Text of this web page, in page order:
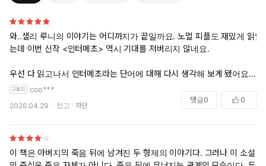
와..샐리 루니의 이야기는 어디까지가 끝일까요. 노멀 피플도 재밌게 읽었
는데 이번 신작 <인터메초> 역시 기대를 저버리지 않네요.
우선 다 읽고나서 인터메초라는 단어에 대해 다시 생각해 보게 됐어요. 체
스에서 '예상 밖의 한 수'라는 의미를 가진 단어인데, 샐리 루니, 역시 제목
아버지의 죽음 이후 남겨진 형제들의 각자의 삶, 그 속에서의 사랑을 담은
이야기인데, 그 형제가 각자 예.....스포가 될까봐 입을 다물게 되지만 역
시나 여러 파격적인 관계들이 나오네요. 이 작가 전작들 읽어보신 분들은
어떤 느낌인지 알거예요. 딱 그겁니다.ㅎㅎ 흔들리는 관계 속에 인물들의
cco***
2026.04.29 신고 차단
댓글0 0
이 책은 아버지의 죽음 뒤에 남겨진 두 형제의 이야기다. 그러나 이 소설